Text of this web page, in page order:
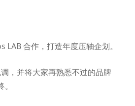
合作，打造年度压轴企划。
，并将大家再熟悉不过的品牌